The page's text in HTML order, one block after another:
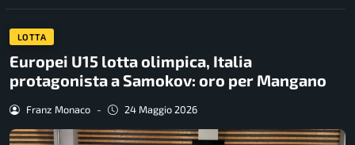
LOTTA
Europei U15 lotta olimpica, Italia
protagonista a Samokov: oro per Mangano
Franz Monaco - 24 Maggio 2026